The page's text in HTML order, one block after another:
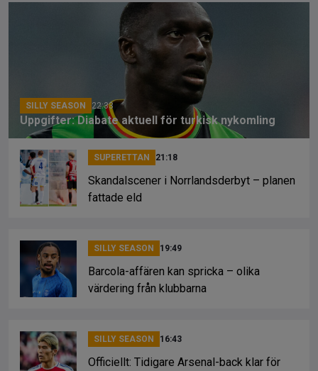
b
o
d
s
Li
n
k
SILLY SEASON 22:33
Uppgifter: Diabate aktuell för turkisk nykomling
SUPERETTAN 21:18
Skandalscener i Norrlandsderbyt – planen
fattade eld
SILLY SEASON 19:49
Barcola-affären kan spricka – olika
värdering från klubbarna
SILLY SEASON 16:43
Officiellt: Tidigare Arsenal-back klar för